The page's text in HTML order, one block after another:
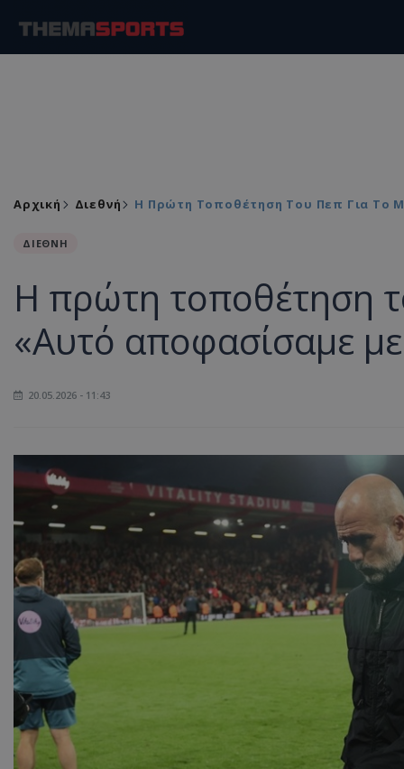
Αρχική Διεθνή Η Πρώτη Τοποθέτηση Του Πεπ Για Το
ΔΙΕΘΝΗ
Η πρώτη τοποθέτηση
«Αυτό αποφασίσαμε
20.05.2026 - 11:43